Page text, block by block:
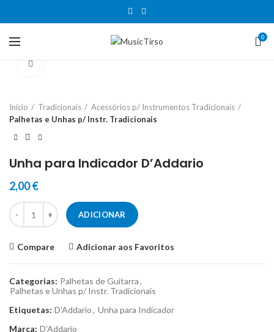
0
Início Tradicionais
Acessórios p/ Instrumentos Tradicionais
Palhetas e Unhas p/ Instr. Tradicionais
Unha para Indicador D’Addario
2,00€
Quantidade de Unha para Indicador D'Addario
ADICIONAR
Compare Adicionar aos Favoritos
Categorias: Palhetas de Guitarra,
Palhetas e Unhas p/ Instr. Tradicionais
Etiquetas: D'Addario, Unha para Indicador
Marca: D'Addario